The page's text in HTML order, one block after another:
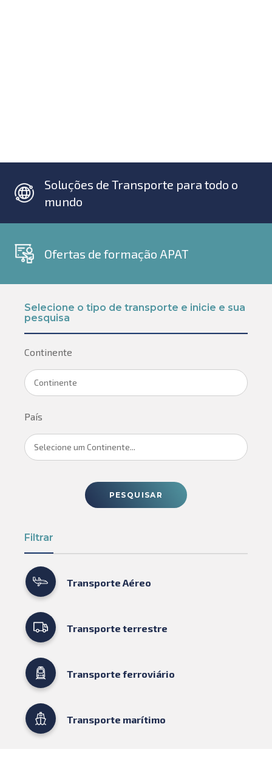
Soluções de Transporte para todo o
mundo
Ofertas de formação APAT
Selecione o tipo de transporte e inicie e sua
pesquisa
Continente
Continente
País
Selecione um Continente...
PESQUISAR
Filtrar
Transporte Aéreo
Transporte terrestre
Transporte ferroviário
Transporte marítimo